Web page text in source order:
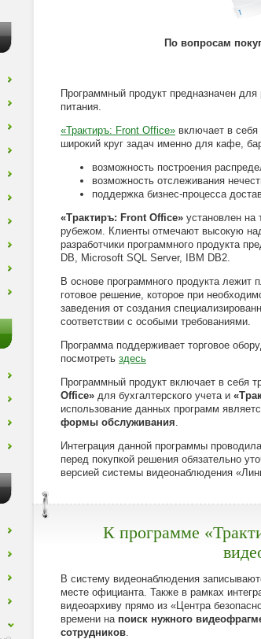
По вопросам
Программный продукт предназначен
питания.
«Трактиръ: Front Office» включает в
широкий круг задач именно для кафе,
возможность построения
возможность отслеживания
поддержка бизнес-процесса
«Трактиръ: Front Office» установлен на
рубежом. Клиенты отмечают высокую
разработчики программного продукта
DB, Microsoft SQL Server, IBM DB2.
В основе программного продукта
готовое решение, которое при
заведения от создания
соответствии с особыми требованиями.
Программа поддерживает торговое
посмотреть здесь
Программный продукт включает в себя
Office» для бухгалтерского учета и
использование данных программ
формы обслуживания.
Интеграция данной программы
перед покупкой решения обязательно
версией системы видеонаблюдения
К программе
В систему видеонаблюдения
месте официанта. Также в рамках
видеоархиву прямо из «Центра
времени на поиск нужного
сотрудников.